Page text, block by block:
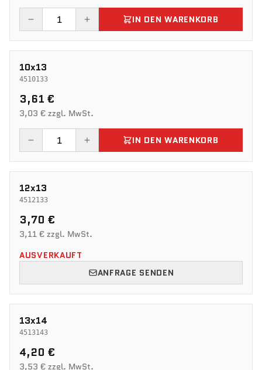
IN DEN WARENKORB
10x13
4510133
3,61 €
3,03 € zzgl. MwSt.
IN DEN WARENKORB
12x13
4512133
3,70 €
3,11 € zzgl. MwSt.
AUSVERKAUFT
ANFRAGE SENDEN
13x14
4513143
4,20 €
3,53 € zzgl. MwSt.